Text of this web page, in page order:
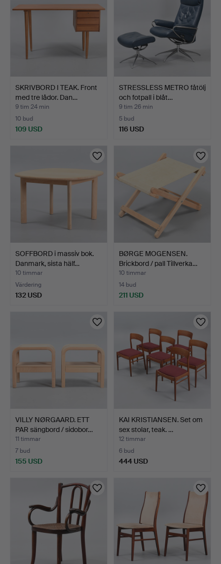
SKRIVBORD I TEAK. Front
med tre lådor. Dan…
9 tim 24 min
10 bud
109 USD
STRESSLESS METRO fåtölj
och fotpall i blåt…
9 tim 26 min
5 bud
116 USD
SOFFBORD i massiv bok.
Danmark, sista hälf…
10 timmar
Värdering
132 USD
BØRGE MOGENSEN.
Brickbord / pall Tillverka…
10 timmar
14 bud
211 USD
VILLY NØRGAARD. ETT
PAR sängbord / sidobor…
11 timmar
7 bud
155 USD
KAI KRISTIANSEN. Set om
sex stolar, teak. …
12 timmar
6 bud
444 USD